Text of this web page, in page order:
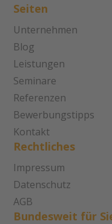
Seiten
Unternehmen
Blog
Leistungen
Seminare
Referenzen
Bewerbungstipps
Kontakt
Rechtliches
Impressum
Datenschutz
AGB
Bundesweit für